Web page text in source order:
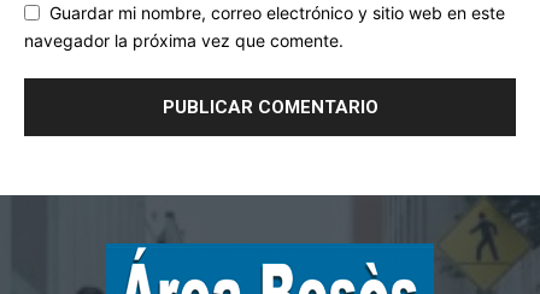
Guardar mi nombre, correo electrónico y sitio web en este
navegador la próxima vez que comente.